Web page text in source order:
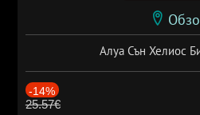
Алуа Сън Хелиос
-14%
25.57€